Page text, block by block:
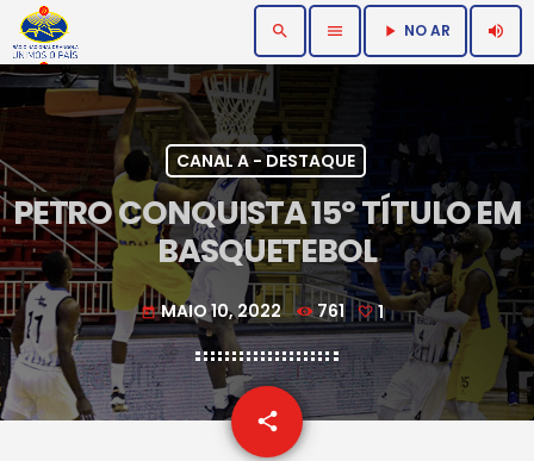
search menu play_arrow NO AR volume_up
CANAL A - DESTAQUE
PETRO CONQUISTA 15º TÍTULO EM
BASQUETEBOL
today MAIO 10, 2022 761 1
share
email